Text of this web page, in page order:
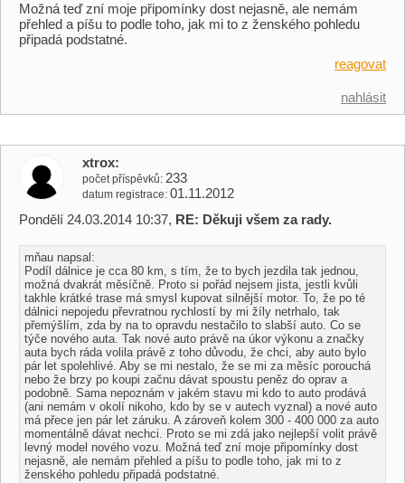
Možná teď zní moje připomínky dost nejasně, ale nemám
přehled a píšu to podle toho, jak mi to z ženského pohledu
připadá podstatné.
reagovat
nahlásit
xtrox
počet příspěvků 233
datum registrace 01.11.2012
Pondělí 24.03.2014 10:37, RE: Děkuji všem za rady.
mňau napsal:
Podíl dálnice je cca 80 km, s tím, že to bych jezdila tak jednou,
možná dvakrát měsíčně. Proto si pořád nejsem jista, jestli kvůli
takhle krátké trase má smysl kupovat silnější motor. To, že po té
dálnici nepojedu převratnou rychlostí by mi žíly netrhalo, tak
přemýšlím, zda by na to opravdu nestačilo to slabší auto. Co se
týče nového auta. Tak nové auto právě na úkor výkonu a značky
auta bych ráda volila právě z toho důvodu, že chci, aby auto bylo
pár let spolehlivé. Aby se mi nestalo, že se mi za měsíc porouchá
nebo že brzy po koupi začnu dávat spoustu peněz do oprav a
podobně. Sama nepoznám v jakém stavu mi kdo to auto prodává
(ani nemám v okolí nikoho, kdo by se v autech vyznal) a nové auto
má přece jen pár let záruku. A zároveň kolem 300 - 400 000 za auto
momentálně dávat nechci. Proto se mi zdá jako nejlepší volit právě
levný model nového vozu. Možná teď zní moje připomínky dost
nejasně, ale nemám přehled a píšu to podle toho, jak mi to z
ženského pohledu připadá podstatné.